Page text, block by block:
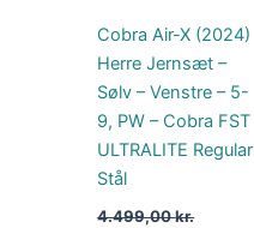
Cobra Air-X (2024)
Herre Jernsæt –
Sølv – Venstre – 5-
9, PW – Cobra FST
ULTRALITE Regular
Stål
4.499,00kr.